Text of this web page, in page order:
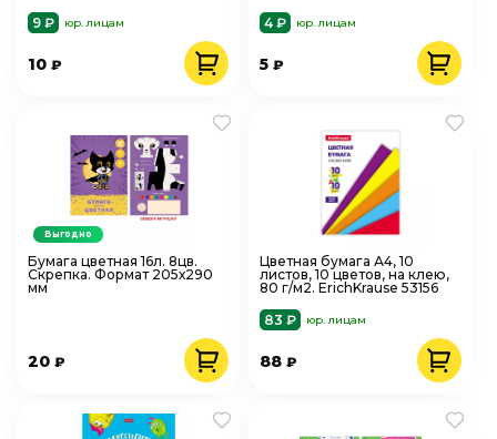
9 ₽
юр. лицам
10 ₽
4 ₽
юр. лицам
5₽
Бумага цветная 16л. 8цв.
Скрепка. Формат 205х290
мм
20 ₽
Выгодно
Цветная бумага А4, 10
листов, 10 цветов, на клею,
80 г/м2. ErichKrause 53156
83 ₽
юр. лицам
88₽